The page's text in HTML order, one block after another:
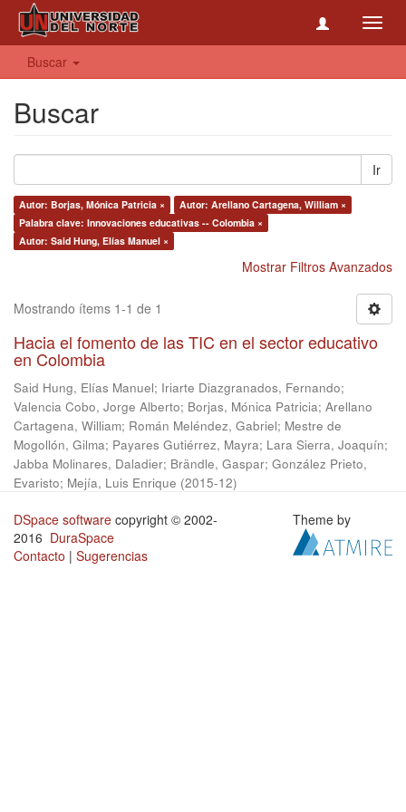
Buscar
Buscar
Ir
Autor: Borjas, Mónica Patricia ×
Autor: Arellano Cartagena, William ×
Palabra clave: Innovaciones educativas -- Colombia ×
Autor: Said Hung, Elías Manuel ×
Mostrar Filtros Avanzados
Mostrando ítems 1-1 de 1
Hacia el fomento de las TIC en el sector educativo
en Colombia
Said Hung, Elías Manuel; Iriarte Diazgranados, Fernando;
Valencia Cobo, Jorge Alberto; Borjas, Mónica Patricia; Arellano
Cartagena, William; Román Meléndez, Gabriel; Mestre de
Mogollón, Gilma; Payares Gutiérrez, Mayra; Lara Sierra, Joaquín;
Jabba Molinares, Daladier; Brändle, Gaspar; González Prieto,
Evaristo; Mejía, Luis Enrique (2015-12)
DSpace software copyright © 2002-
2016 DuraSpace
Contacto | Sugerencias
Theme by